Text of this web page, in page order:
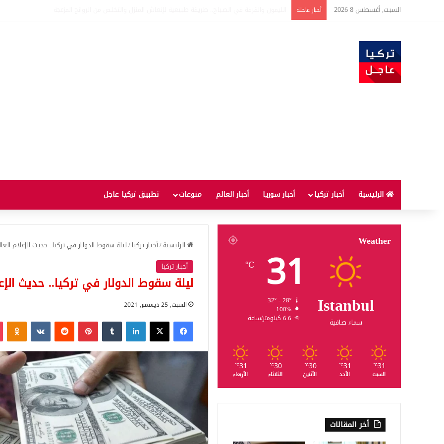
السبت, أغسطس 8 2026 أخبار عاجلة
الرئيسية أخبار تركيا أخبار سوريا أخبار العالم منوعات تطبيق تركيا عاجل
الرئيسية/أخبار تركيا/ليلة سقوط الدولار في تركيا.. حديث الإعلام
أخبار تركيا
ليلة سقوط الدولار في تركيا.. حديث
السبت, 25 ديسمبر, 2021
فيسبوك‫X لينكدإن بينتيريست
Weather
Istanbul
سماء صافية
31
℃
32º - 28º
100%
6.6 كيلومتر/ساعة
31
℃
السبت
31
℃
الأحد
30
℃
الأثنين
30
℃
الثلاثاء
31
℃
الأربعاء
أخر المقالات